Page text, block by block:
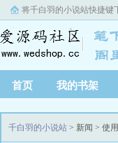
将千白羽的小说站快捷键
首页 我的书架
千白羽的小说站 > 新闻 > 使